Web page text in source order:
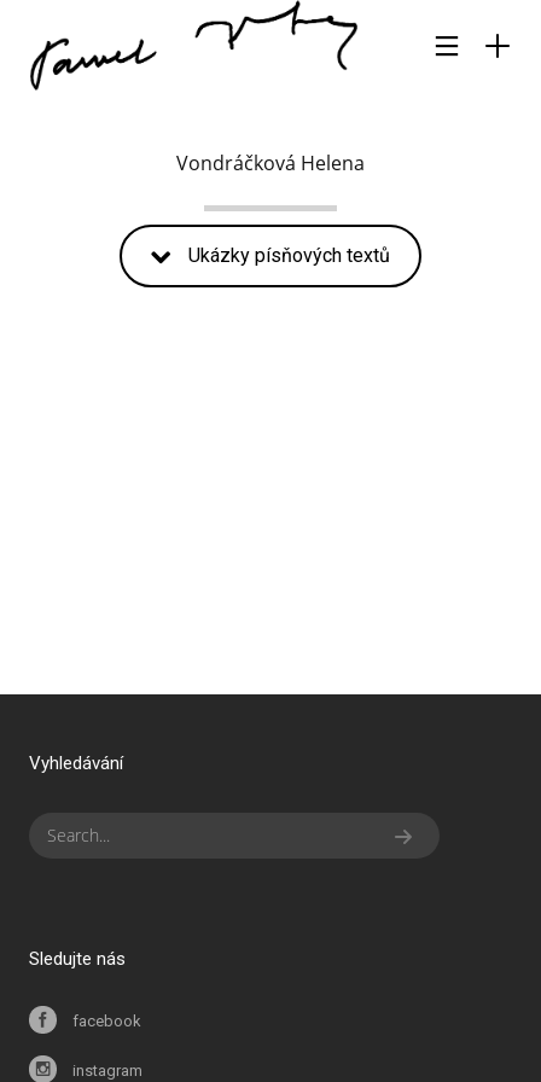
Vondráčková Helena
Ukázky písňových textů
Vyhledávání
Sledujte nás
facebook
instagram